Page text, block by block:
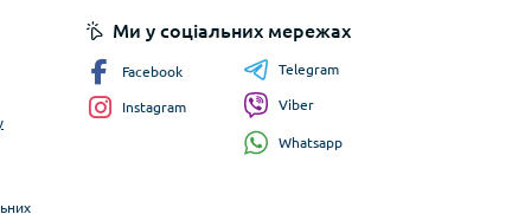
Ми у соціальних мережах
Facebook
Instagram
Telegram
Viber
Whatsapp